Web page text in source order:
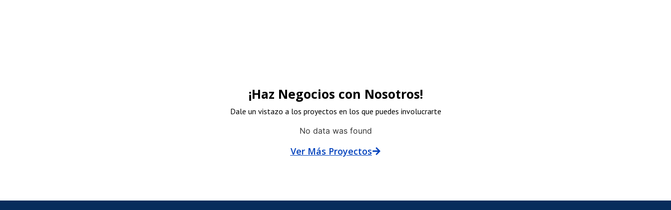
¡Haz Negocios con Nosotros!
Dale un vistazo a los proyectos en los que puedes involucrarte
No data was found
Ver Más Proyectos